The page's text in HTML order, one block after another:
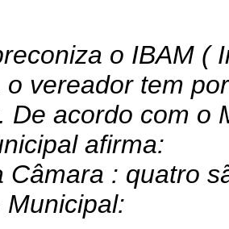
o IBAM (
o vereador tem
De acordo com o
afirma:
Câmara : quatro